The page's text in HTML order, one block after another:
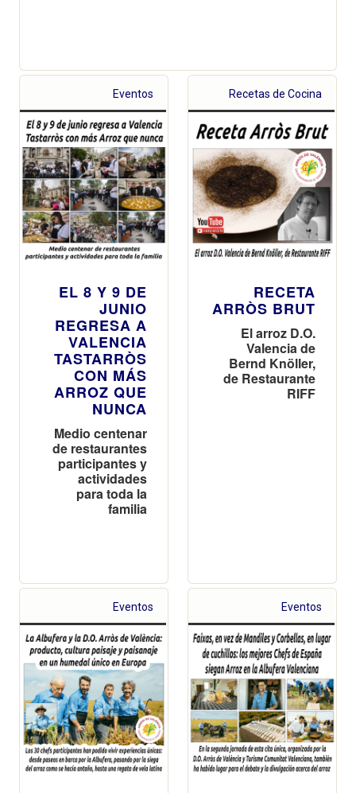
Eventos
EL 8 Y 9 DE
JUNIO
REGRESA A
VALENCIA
TASTARRÒS
CON MÁS
ARROZ QUE
NUNCA
Medio centenar
de restaurantes
participantes y
actividades
para toda la
familia
Recetas de Cocina
RECETA
ARRÒS BRUT
El arroz D.O.
Valencia de
Bernd Knöller,
de Restaurante
RIFF
Eventos Eventos